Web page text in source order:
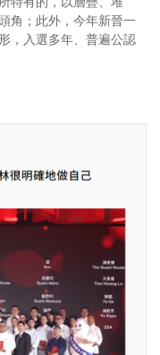
角；此外，今年新晉一
，入選多年、普遍公認